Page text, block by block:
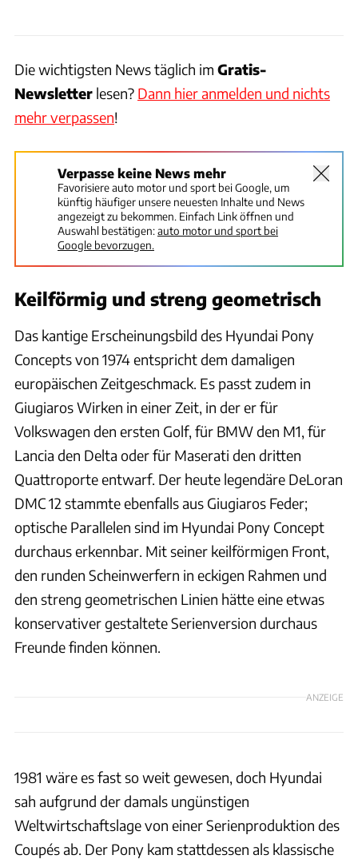
Die wichtigsten News täglich im Gratis-
Newsletter lesen? Dann hier anmelden und nichts
mehr verpassen!
Verpasse keine News mehr
Favorisiere auto motor und sport bei Google, um
künftig häufiger unsere neuesten Inhalte und News
angezeigt zu bekommen. Einfach Link öffnen und
Auswahl bestätigen:auto motor und sport bei
Google bevorzugen.
Keilförmig und streng geometrisch
Das kantige Erscheinungsbild des Hyundai Pony
Concepts von 1974 entspricht dem damaligen
europäischen Zeitgeschmack. Es passt zudem in
Giugiaros Wirken in einer Zeit, in der er für
Volkswagen den ersten Golf, für BMW den M1, für
Lancia den Delta oder für Maserati den dritten
Quattroporte entwarf. Der heute legendäre DeLoran
DMC 12 stammte ebenfalls aus Giugiaros Feder;
optische Parallelen sind im Hyundai Pony Concept
durchaus erkennbar. Mit seiner keilförmigen Front,
den runden Scheinwerfern in eckigen Rahmen und
den streng geometrischen Linien hätte eine etwas
konservativer gestaltete Serienversion durchaus
Freunde finden können.
ANZEIGE
1981 wäre es fast so weit gewesen, doch Hyundai
sah aufgrund der damals ungünstigen
Weltwirtschaftslage von einer Serienproduktion des
Coupés ab. Der Pony kam stattdessen als klassische